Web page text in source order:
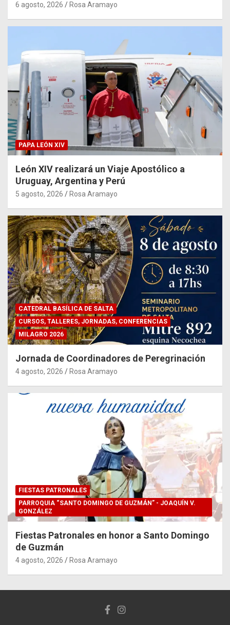
6 agosto, 2026 Rosa Aramayo
PAPA LEÓN XIV
León XIV realizará un Viaje Apostólico a
Uruguay, Argentina y Perú
5 agosto, 2026 Rosa Aramayo
CATEDRAL BASÍLICA DE SALTA
CURSOS, TALLERES, JORNADAS, CONFERENCIAS
MILAGRO 2026
Jornada de Coordinadores de Peregrinación
4 agosto, 2026 Rosa Aramayo
FIESTAS PATRONALES
PARROQUIA “SANTO DOMINGO DE GUZMÁN” - JOAQUÍN V.
GONZÁLEZ
Fiestas Patronales en honor a Santo Domingo
de Guzmán
4 agosto, 2026 Rosa Aramayo